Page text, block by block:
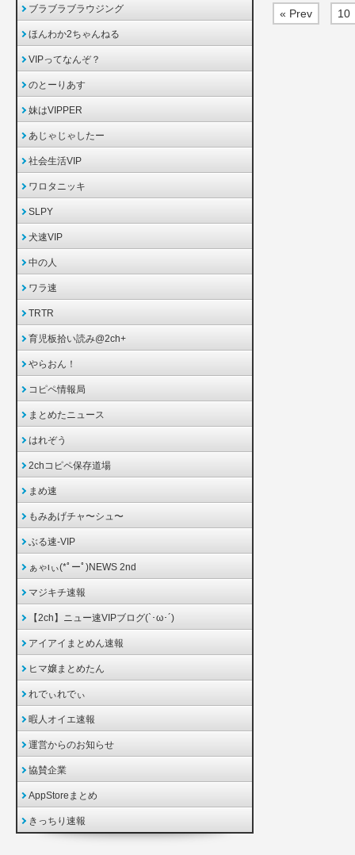
« Prev 10
ブラブラブラウジング
ほんわか2ちゃんねる
VIPってなんぞ？
のとーりあす
妹はVIPPER
あじゃじゃしたー
社会生活VIP
ワロタニッキ
SLPY
犬速VIP
中の人
ワラ速
TRTR
育児板拾い読み@2ch+
やらおん！
コピペ情報局
まとめたニュース
はれぞう
2chコピペ保存道場
まめ速
もみあげチャ〜シュ〜
ぶる速-VIP
ぁゃιぃ(*ﾟーﾟ)NEWS 2nd
マジキチ速報
【2ch】ニュー速VIPブログ(`･ω･´)
アイアイまとめん速報
ヒマ嬢まとめたん
れでぃれでぃ
暇人オイエ速報
運営からのお知らせ
協賛企業
AppStoreまとめ
きっちり速報